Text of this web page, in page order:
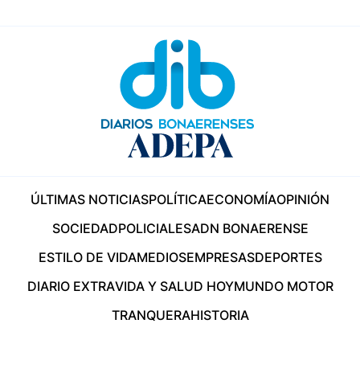
ÚLTIMAS NOTICIASPOLÍTICAECONOMÍAOPINIÓN
SOCIEDADPOLICIALESADN BONAERENSE
ESTILO DE VIDAMEDIOSEMPRESASDEPORTES
DIARIO EXTRAVIDA Y SALUD HOYMUNDO MOTOR
TRANQUERAHISTORIA